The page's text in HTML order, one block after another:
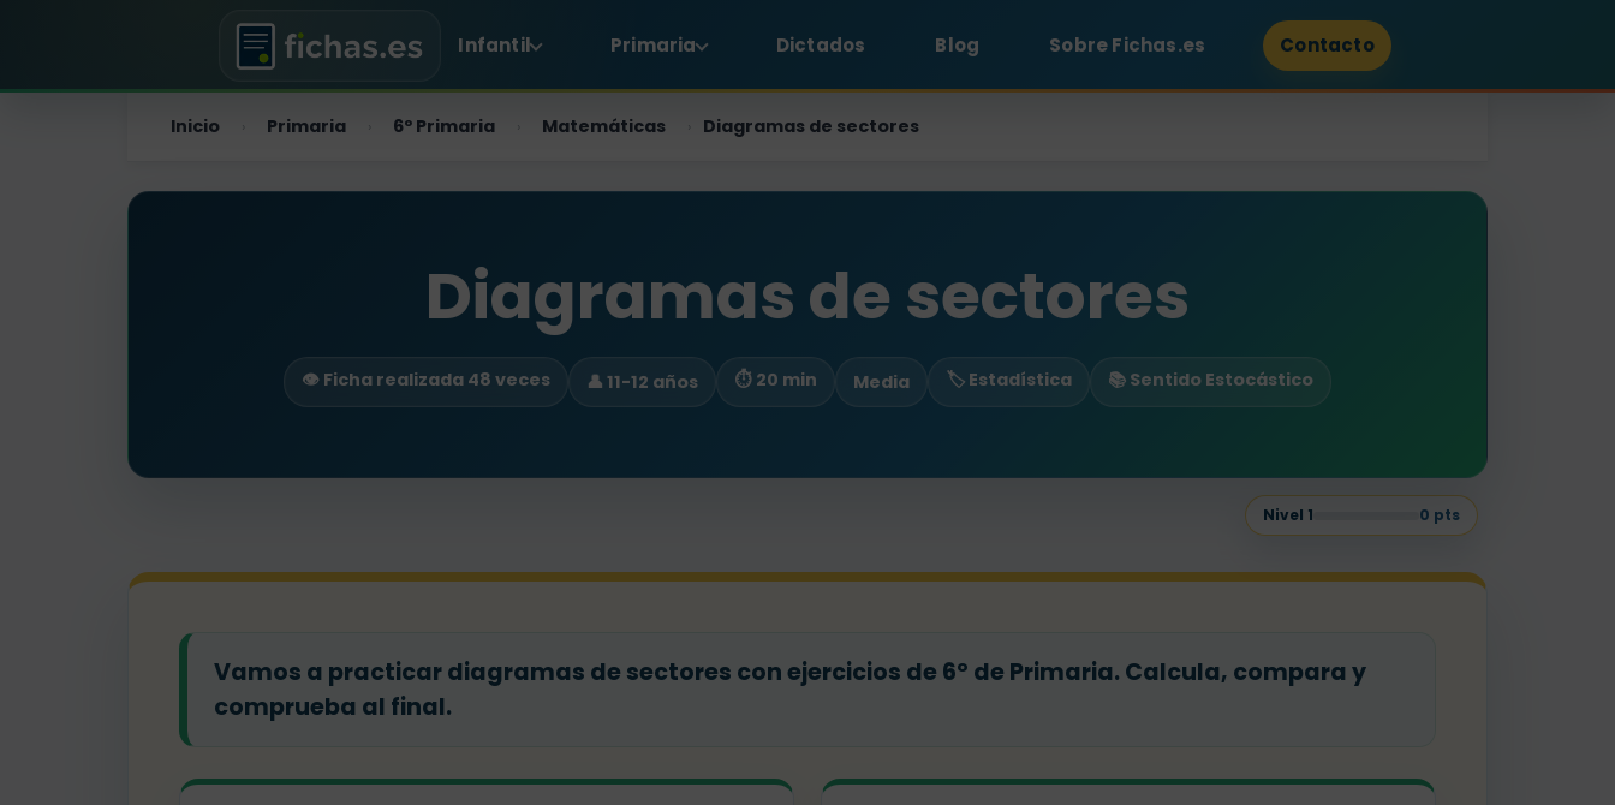
Infantil Primaria Dictados Blog Sobre Fichas.es Contacto
Inicio › Primaria › 6º Primaria › Matemáticas › Diagramas de sectores
Diagramas de sectores
👁️ Ficha realizada 48 veces 👤 11-12 años ⏱ 20 min Media 🏷️ Estadística 📚 Sentido Estocástico
Nivel 1 0 pts
Vamos a practicar diagramas de sectores con ejercicios de 6º de Primaria. Calcula, compara y
comprueba al final.